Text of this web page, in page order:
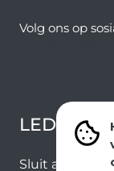
Volg ons ​​op
Sluit aan by